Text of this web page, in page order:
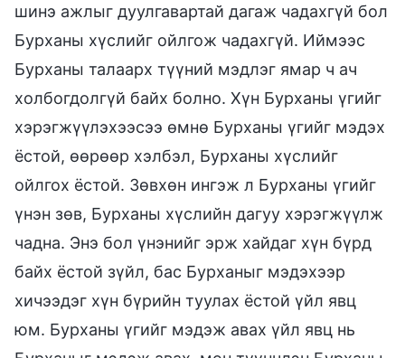
шинэ ажлыг дуулгавартай дагаж чадахгүй бол
Бурханы хүслийг ойлгож чадахгүй. Иймээс
Бурханы талаарх түүний мэдлэг ямар ч ач
холбогдолгүй байх болно. Хүн Бурханы үгийг
хэрэгжүүлэхээсээ өмнө Бурханы үгийг мэдэх
ёстой, өөрөөр хэлбэл, Бурханы хүслийг
ойлгох ёстой. Зөвхөн ингэж л Бурханы үгийг
үнэн зөв, Бурханы хүслийн дагуу хэрэгжүүлж
чадна. Энэ бол үнэнийг эрж хайдаг хүн бүрд
байх ёстой зүйл, бас Бурханыг мэдэхээр
хичээдэг хүн бүрийн туулах ёстой үйл явц
юм. Бурханы үгийг мэдэж авах үйл явц нь